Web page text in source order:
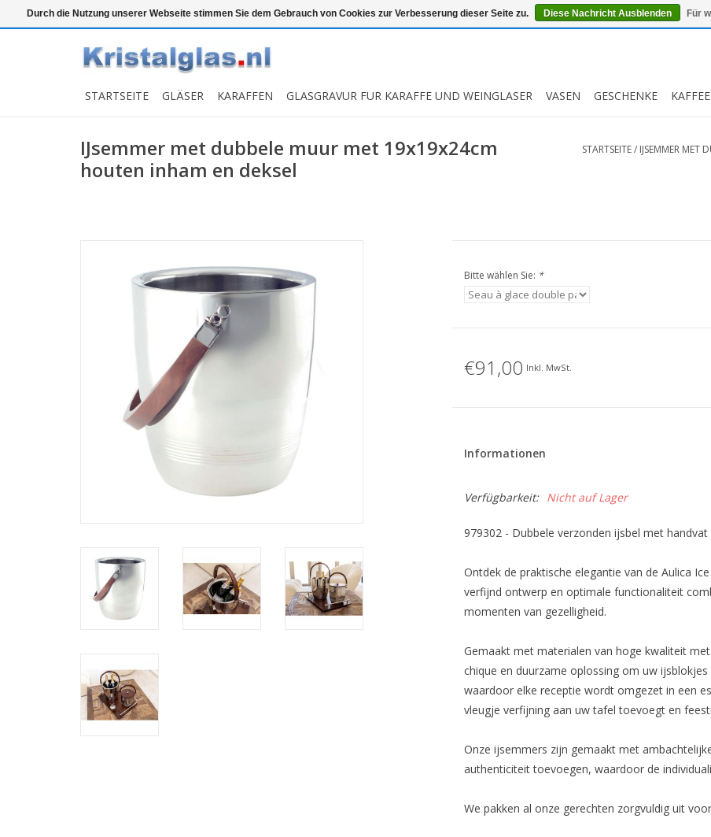
Top klasse Snelle levering Graveren
STARTSEITE GLÄSER KARAFFEN GLASGRAVUR FUR KARAFFE UND WEINGLASER VASEN GESCHENKE
IJsemmer met dubbele muur met 19x19x24cm
houten inham en deksel
STARTSEITE/ IJSEMMER MET
Bitte wählen Sie: *
€91,00 Inkl. MwSt.
Informationen
Verfügbarkeit: Nicht auf Lager
979302 - Dubbele verzonden ijsbel met
Ontdek de praktische elegantie van de Aulica
verfijnd ontwerp en optimale functionaliteit
momenten van gezelligheid.
Gemaakt met materialen van hoge kwaliteit
chique en duurzame oplossing om uw
waardoor elke receptie wordt omgezet in een
vleugje verfijning aan uw tafel toevoegt en
Onze ijsemmers zijn gemaakt met
authenticiteit toevoegen, waardoor de
We pakken al onze gerechten zorgvuldig uit
Durch die Nutzung unserer Webseite stimmen Sie dem Gebrauch von Cookies zur Verbesserung dieser Seite zu. Diese Nachricht Ausblenden Für